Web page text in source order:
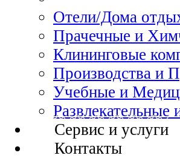
Отели/Дома
Прачечные и
Клининговые
Производства и
Учебные и
Сервис и услуги
Контакты